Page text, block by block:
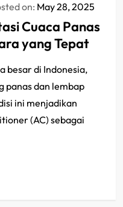
on: May 28, 2025
Cuaca Panas
yang Tepat
besar di Indonesia,
panas dan lembap
ini menjadikan
(AC) sebagai